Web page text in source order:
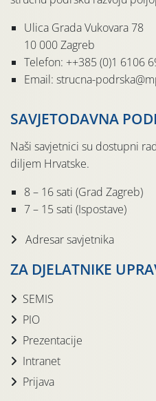
Ulica Grada Vukovara 78
10 000 Zagreb
Telefon: ++385 (0)1 6106
Email: strucna-
SAVJETODAVNA
Naši savjetnici su dostupni
diljem Hrvatske.
8 – 16 sati (Grad Zagreb)
7 – 15 sati (Ispostave)
Adresar savjetnika
ZA DJELATNIKE
SEMIS
PIO
Prezentacije
Intranet
Prijava